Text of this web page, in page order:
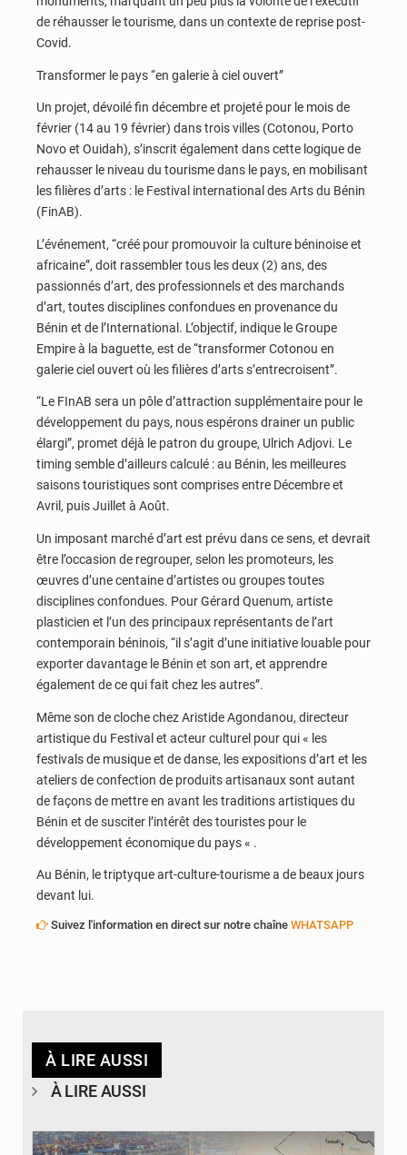
de réhausser le tourisme, dans un contexte de reprise post-
Covid.
Transformer le pays “en galerie à ciel ouvert”
Un projet, dévoilé fin décembre et projeté pour le mois de
février (14 au 19 février) dans trois villes (Cotonou, Porto
Novo et Ouidah), s’inscrit également dans cette logique de
rehausser le niveau du tourisme dans le pays, en mobilisant
les filières d’arts : le Festival international des Arts du Bénin
(FinAB).
L’événement, “créé pour promouvoir la culture béninoise et
africaine”, doit rassembler tous les deux (2) ans, des
passionnés d’art, des professionnels et des marchands
d’art, toutes disciplines confondues en provenance du
Bénin et de l’International. L’objectif, indique le Groupe
Empire à la baguette, est de “transformer Cotonou en
galerie ciel ouvert où les filières d’arts s’entrecroisent”.
“Le FInAB sera un pôle d’attraction supplémentaire pour le
développement du pays, nous espérons drainer un public
élargi”, promet déjà le patron du groupe, Ulrich Adjovi. Le
timing semble d’ailleurs calculé : au Bénin, les meilleures
saisons touristiques sont comprises entre Décembre et
Avril, puis Juillet à Août.
Un imposant marché d’art est prévu dans ce sens, et devrait
être l’occasion de regrouper, selon les promoteurs, les
œuvres d’une centaine d’artistes ou groupes toutes
disciplines confondues. Pour Gérard Quenum, artiste
plasticien et l’un des principaux représentants de l’art
contemporain béninois, “il s’agit d’une initiative louable pour
exporter davantage le Bénin et son art, et apprendre
également de ce qui fait chez les autres”.
Même son de cloche chez Aristide Agondanou, directeur
artistique du Festival et acteur culturel pour qui « les
festivals de musique et de danse, les expositions d’art et les
ateliers de confection de produits artisanaux sont autant
de façons de mettre en avant les traditions artistiques du
Bénin et de susciter l’intérêt des touristes pour le
développement économique du pays « .
Au Bénin, le triptyque art-culture-tourisme a de beaux jours
devant lui.
Suivez l'information en direct sur notre chaîne WHATSAPP
À LIRE AUSSI
À LIRE AUSSI
© JDM